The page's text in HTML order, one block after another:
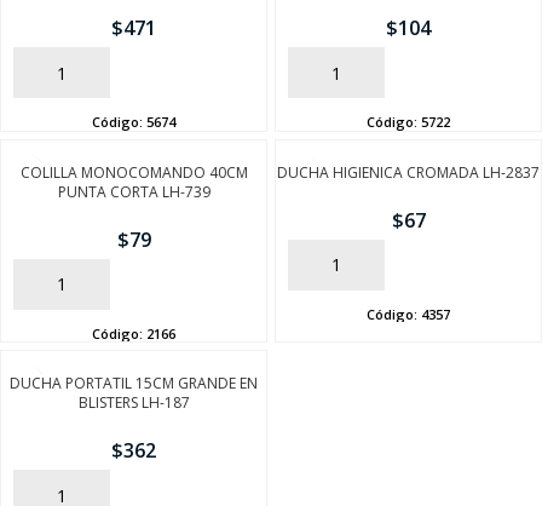
$471
AÑADIR
Código: 5674
$104
AÑADIR
Código: 5722
COLILLA MONOCOMANDO 40CM
PUNTA CORTA LH-739
$79
AÑADIR
Código: 2166
DUCHA HIGIENICA CROMADA LH-2837
$67
AÑADIR
Código: 4357
DUCHA PORTATIL 15CM GRANDE EN
BLISTERS LH-187
$362
AÑADIR